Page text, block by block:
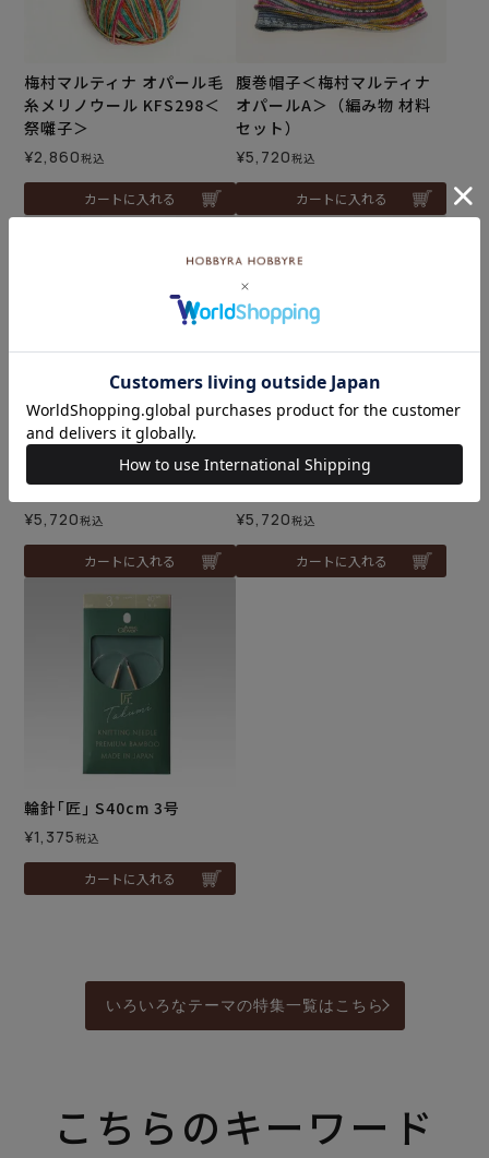
梅村マルティナ オパール毛
糸メリノウール KFS298＜
祭囃子＞
¥2,860税込
カートに入れる
腹巻帽子＜梅村マルティナ
オパールA＞（編み物 材料
セット）
¥5,720税込
カートに入れる
腹巻帽子＜梅村マルティナ
オパールB＞（編み物 材料
セット）
¥5,720税込
カートに入れる
腹巻帽子＜梅村マルティナ
オパールC＞（編み物 材料
セット）
¥5,720税込
カートに入れる
輪針｢匠｣ S40cm 3号
¥1,375税込
カートに入れる
いろいろなテーマの特集一覧はこちら
こちらのキーワード